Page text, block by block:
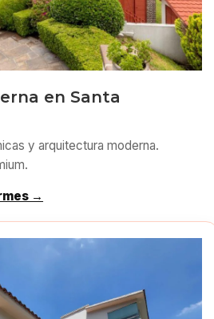
en Santa
y arquitectura moderna.
→